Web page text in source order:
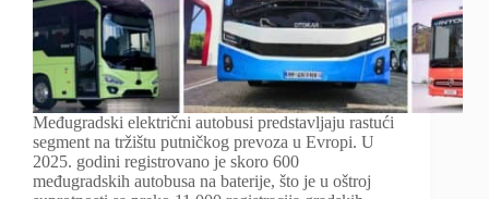
Međugradski električni autobusi predstavljaju rastući
segment na tržištu putničkog prevoza u Evropi. U
2025. godini registrovano je skoro 600
međugradskih autobusa na baterije, što je u oštroj